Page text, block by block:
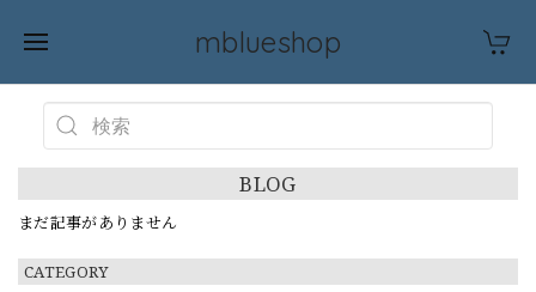
mblueshop
CATEGORY
BLOG
まだ記事がありません